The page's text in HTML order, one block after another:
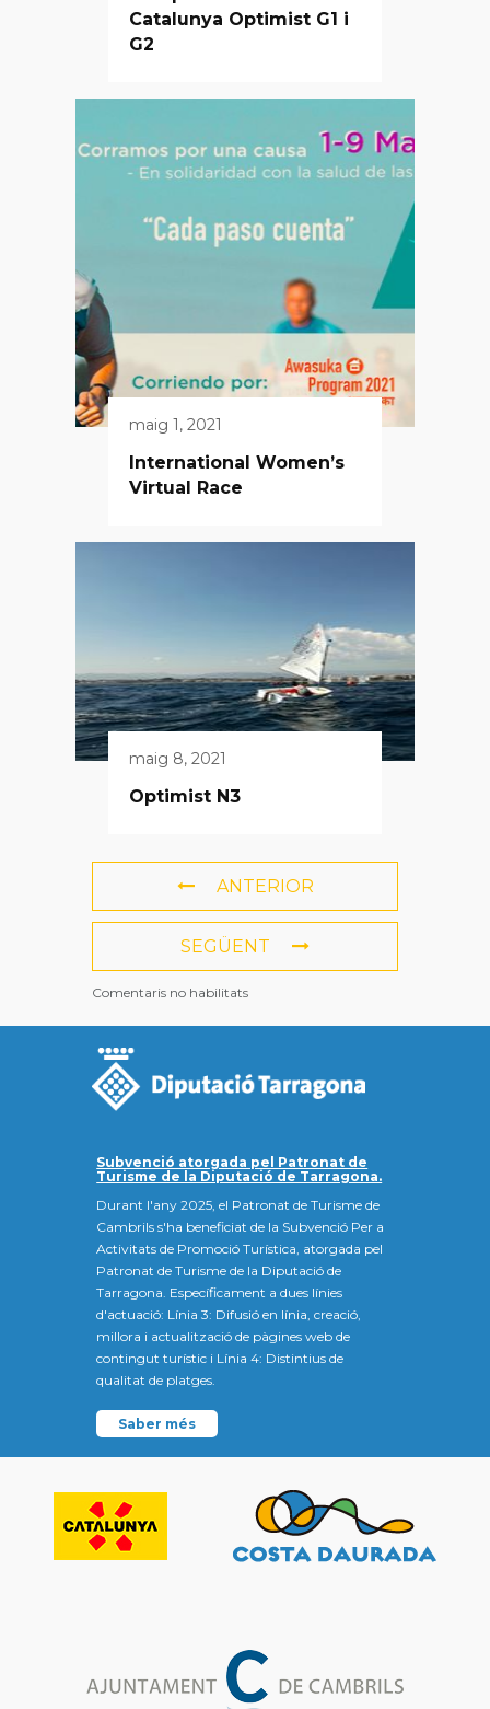
Catalunya Optimist G1 i
G2
maig 1, 2021
International Women’s
Virtual Race
maig 8, 2021
Optimist N3
ANTERIOR
SEGÜENT
Comentaris no habilitats
Subvenció atorgada pel Patronat de
Turisme de la Diputació de Tarragona.
Durant l'any 2025, el Patronat de Turisme de
Cambrils s'ha beneficiat de la Subvenció Per a
Activitats de Promoció Turística, atorgada pel
Patronat de Turisme de la Diputació de
Tarragona. Específicament a dues línies
d'actuació: Línia 3: Difusió en línia, creació,
millora i actualització de pàgines web de
contingut turístic i Línia 4: Distintius de
qualitat de platges.
Saber més